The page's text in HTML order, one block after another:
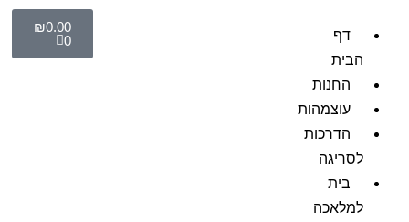
דף
הבית
החנות
עוצמהות
הדרכות
לסריגה
בית
למלאכה
₪0.00
0